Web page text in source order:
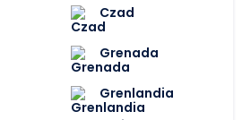
Czad
Grenada
Grenlandia